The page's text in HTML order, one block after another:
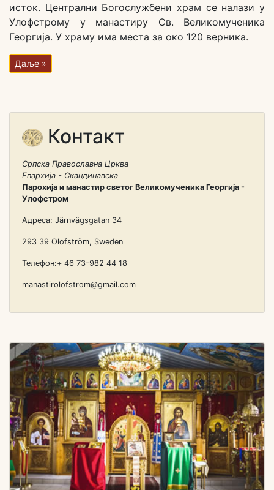
исток. Централни Богослужбени храм се налази у
Улофстрому у манастиру Св. Великомученика
Георгија. У храму има места за око 120 верника.
Даље »
Контакт
Српска Православна Црква
Епархија - Скандинавска
Парохија и манастир светог Великомученика Георгија -
Улофстром
Адреса: Järnvägsgatan 34
293 39 Olofström, Sweden
Телефон:+ 46 73-982 44 18
manastirolofstrom@gmail.com